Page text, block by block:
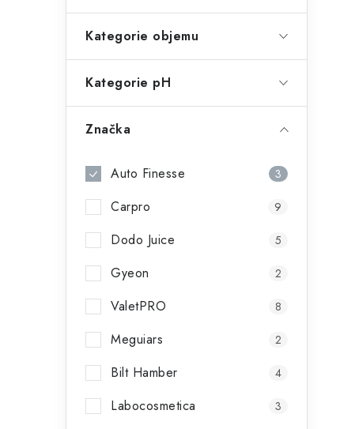
Kategorie objemu
Kategorie pH
Značka
Auto Finesse 3
Carpro 9
Dodo Juice 5
Gyeon 2
ValetPRO 8
Meguiars 2
Bilt Hamber 4
Labocosmetica 3